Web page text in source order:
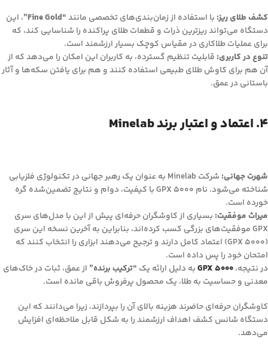
کشف طلای ریز: با استفاده از زمان‌بندی‌های تخصصی مانند“Fine Gold”
، این
دستگاه می‌تواند ریزترین ذرات و قطعات طلای پراکنده را شناسایی کند، که
برای عملیات طلاکاری در مقیاس کوچک بسیار ارزشمند است.
تنوع در کاربری: قابلیت تنظیم گسترده، به کاربران این امکان را می‌دهد که از
آن هم برای کاوش طلای طبیعی استفاده کنند و هم برای یافتن سکه‌ها و آثار
باستانی در عمق.
۴. اعتماد و اعتبار برند Minelab
شهرت جهانی:
شرکت Minelab به عنوان یک رهبر جهانی در تکنولوژی فلزیابی
شناخته می‌شود. نام GPX 5000 با کیفیت، دوام و نتایج تضمین‌شده گره
خورده است.
میراث موفقیت: بسیاری از کاوشگران حرفه‌ای پیش از این با مدل‌های سری
GPX موفقیت‌های بزرگی کسب کرده‌اند، بنابراین به آخرین نسخه این سری
(GPX 5000) اعتماد کامل دارند و ترجیح می‌دهند ابزاری را انتخاب کنند که
امتحان خود را پس داده است.
در نتیجه،GPX 5000به دلیل ارائه یک “ترکیب برنده” از عمق، ثبات در خاک‌های
معدنی و حساسیت به طلا، یک محصول پرفروش باقی مانده است.
کاوشگران حرفه‌ای حاضرند هزینه بالای آن را بپردازند، زیرا می‌دانند که این
دستگاه شانس کشف اهداف ارزشمند را به شکل قابل ملاحظه‌ای افزایش
می‌دهد.